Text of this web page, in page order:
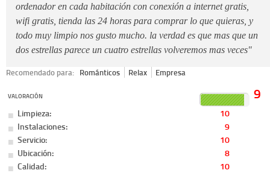
ordenador en cada habitación con conexión a internet gratis,
wifi gratis, tienda las 24 horas para comprar lo que quieras, y
todo muy limpio nos gusto mucho. la verdad es que mas que un
dos estrellas parece un cuatro estrellas volveremos mas veces"
Recomendado para: Románticos Relax Empresa
VALORACIÓN 9
Limpieza:
10
Instalaciones:
9
Servicio:
10
Ubicación:
8
Calidad:
10